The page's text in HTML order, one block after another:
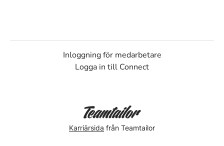
Inloggning för medarbetare
Logga in till Connect
Karriärsida från Teamtailor